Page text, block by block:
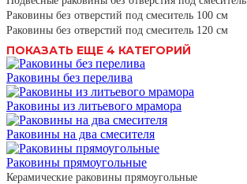
Раковины без отверстий под смеситель 100 см
Раковины без отверстий под смеситель 120 см
ПОКАЗАТЬ ЕЩЕ 4 КАТЕГОРИЙ
Раковины без перелива
Раковины из литьевого мрамора
Раковины на два смесителя
Раковины прямоугольные
Керамические раковины прямоугольные